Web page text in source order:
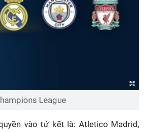
League
vào tứ kết là: Atletico Madrid,